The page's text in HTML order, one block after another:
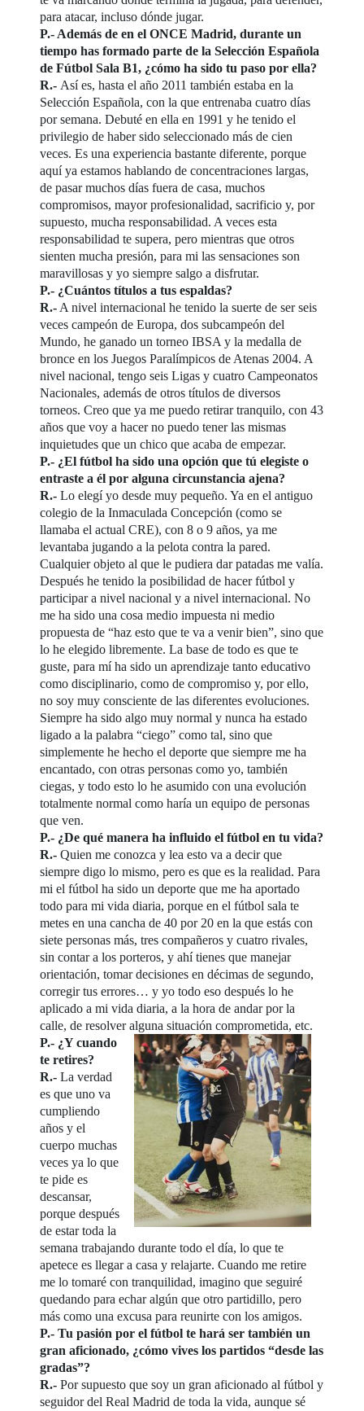
para atacar, incluso dónde jugar.
P.- Además de en el ONCE Madrid, durante un
tiempo has formado parte de la Selección Española
de Fútbol Sala B1, ¿cómo ha sido tu paso por ella?
R.- Así es, hasta el año 2011 también estaba en la
Selección Española, con la que entrenaba cuatro días
por semana. Debuté en ella en 1991 y he tenido el
privilegio de haber sido seleccionado más de cien
veces. Es una experiencia bastante diferente, porque
aquí ya estamos hablando de concentraciones largas,
de pasar muchos días fuera de casa, muchos
compromisos, mayor profesionalidad, sacrificio y, por
supuesto, mucha responsabilidad. A veces esta
responsabilidad te supera, pero mientras que otros
sienten mucha presión, para mi las sensaciones son
maravillosas y yo siempre salgo a disfrutar.
P.- ¿Cuántos títulos a tus espaldas?
R.- A nivel internacional he tenido la suerte de ser seis
veces campeón de Europa, dos subcampeón del
Mundo, he ganado un torneo IBSA y la medalla de
bronce en los Juegos Paralímpicos de Atenas 2004. A
nivel nacional, tengo seis Ligas y cuatro Campeonatos
Nacionales, además de otros títulos de diversos
torneos. Creo que ya me puedo retirar tranquilo, con 43
años que voy a hacer no puedo tener las mismas
inquietudes que un chico que acaba de empezar.
P.- ¿El fútbol ha sido una opción que tú elegiste o
entraste a él por alguna circunstancia ajena?
R.-Lo elegí yo desde muy pequeño. Ya en el antiguo
colegio de la Inmaculada Concepción (como se
llamaba el actual CRE), con 8 o 9 años, ya me
levantaba jugando a la pelota contra la pared.
Cualquier objeto al que le pudiera dar patadas me valía.
Después he tenido la posibilidad de hacer fútbol y
participar a nivel nacional y a nivel internacional. No
me ha sido una cosa medio impuesta ni medio
propuesta de “haz esto que te va a venir bien”, sino que
lo he elegido libremente. La base de todo es que te
guste, para mí ha sido un aprendizaje tanto educativo
como disciplinario, como de compromiso y, por ello,
no soy muy consciente de las diferentes evoluciones.
Siempre ha sido algo muy normal y nunca ha estado
ligado a la palabra “ciego” como tal, sino que
simplemente he hecho el deporte que siempre me ha
encantado, con otras personas como yo, también
ciegas, y todo esto lo he asumido con una evolución
totalmente normal como haría un equipo de personas
que ven.
P.- ¿De qué manera ha influido el fútbol en tu vida?
R.-Quien me conozca y lea esto va a decir que
siempre digo lo mismo, pero es que es la realidad. Para
mi el fútbol ha sido un deporte que me ha aportado
todo para mi vida diaria, porque en el fútbol sala te
metes en una cancha de 40 por 20 en la que estás con
siete personas más, tres compañeros y cuatro rivales,
sin contar a los porteros, y ahí tienes que manejar
orientación, tomar decisiones en décimas de segundo,
corregir tus errores… y yo todo eso después lo he
aplicado a mi vida diaria, a la hora de andar por la
calle, de resolver alguna situación comprometida, etc.
P.- ¿Y cuando
te retires?
R.-La verdad
es que uno va
cumpliendo
años y el
cuerpo muchas
veces ya lo que
te pide es
descansar,
porque después
de estar toda la
semana trabajando durante todo el día, lo que te
apetece es llegar a casa y relajarte. Cuando me retire
me lo tomaré con tranquilidad, imagino que seguiré
quedando para echar algún que otro partidillo, pero
más como una excusa para reunirte con los amigos.
P.- Tu pasión por el fútbol te hará ser también un
gran aficionado, ¿cómo vives los partidos “desde las
gradas”?
R.- Por supuesto que soy un gran aficionado al fútbol y
seguidor del Real Madrid de toda la vida, aunque sé